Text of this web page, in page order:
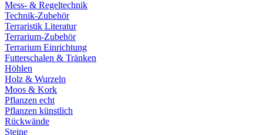
Mess- & Regeltechnik
Technik-Zubehör
Terraristik Literatur
Terrarium-Zubehör
Terrarium Einrichtung
Futterschalen & Tränken
Höhlen
Holz & Wurzeln
Moos & Kork
Pflanzen echt
Pflanzen künstlich
Rückwände
Steine